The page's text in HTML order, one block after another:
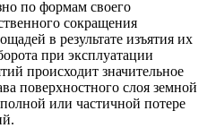
по формам своего
сокращения
в результате изъятия их
при эксплуатации
происходит значительное
поверхностного слоя земной
или частичной потере